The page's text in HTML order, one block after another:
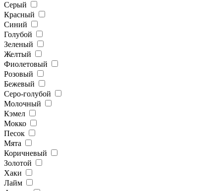
Серый
Красный
Синий
Голубой
Зеленый
Желтый
Фиолетовый
Розовый
Бежевый
Серо-голубой
Молочный
Кэмел
Мокко
Песок
Мята
Коричневый
Золотой
Хаки
Лайм